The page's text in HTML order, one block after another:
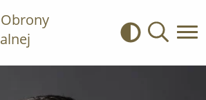
Kontrast